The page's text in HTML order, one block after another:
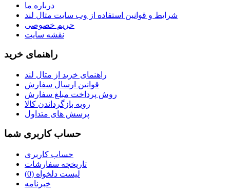
درباره ما
شرایط و قوانین استفاده از وب سایت متال لند
حریم خصوصی
نقشه سایت
راهنمای خرید
راهنمای خرید از متال لند
قوانین ارسال سفارش
روش‌ پرداخت مبلغ سفارش
رویه بازگرداندن کالا
پرسش های متداول
حساب کاربری شما
حساب کاربری
تاریخچه سفارشات
لیست دلخواه (0
)
خبرنامه